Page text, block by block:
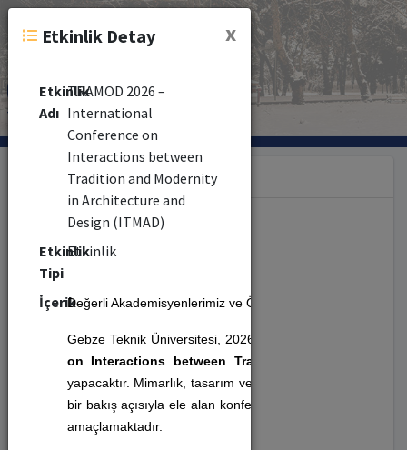
Kategori
Etkinlik (353)
Seminer (479)
Kurs (8)
Etkinlik Detay x
Etkinlik
Adı
TRAMOD 2026 –
International
Conference on
Interactions between
Tradition and Modernity
in Architecture and
Design (ITMAD)
Etkinlik
Tipi
Etkinlik
İçerikDeğerli Akademisyenlerimiz ve Öğrencilerimiz
Gebze Teknik Üniversitesi, 2026 yılında uluslararası
on Interactions between Tradition and Modernity
yapacaktır. Mimarlık, tasarım ve sanat alanlarında
bir bakış açısıyla ele alan konferans; geçmiş ile
amaçlamaktadır.